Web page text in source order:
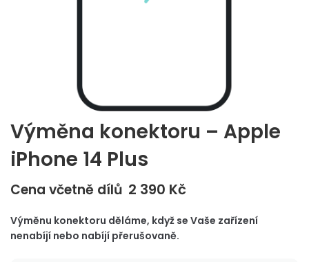
Výměna konektoru – Apple
iPhone 14 Plus
Cena včetně dílů 2 390 Kč
Výměnu konektoru děláme, když se Vaše zařízení
nenabíjí nebo nabíjí přerušovaně.